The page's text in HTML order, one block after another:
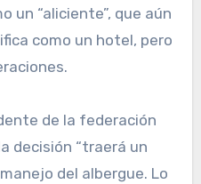
un “aliciente”, que aún
como un hotel, pero
de la federación
decisión “traerá un
del albergue. Lo